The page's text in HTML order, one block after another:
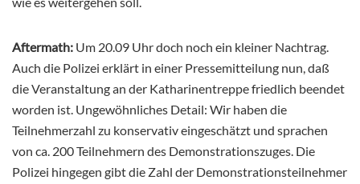
Aftermath: Um 20.09 Uhr doch noch ein kleiner Nachtrag.
Auch die Polizei erklärt in einer Pressemitteilung nun, daß
die Veranstaltung an der Katharinentreppe friedlich beendet
worden ist. Ungewöhnliches Detail: Wir haben die
Teilnehmerzahl zu konservativ eingeschätzt und sprachen
von ca. 200 Teilnehmern des Demonstrationszuges. Die
Polizei hingegen gibt die Zahl der Demonstrationsteilnehmer